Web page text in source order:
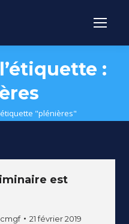
:
"plénières"
est
cmgf 21 février 2019